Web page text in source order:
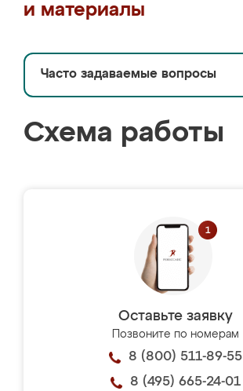
и материалы
Часто задаваемые вопросы
Схема работы
Оставьте заявку
Позвоните по номерам
8 (800) 511-89-55
8 (495) 665-24-01